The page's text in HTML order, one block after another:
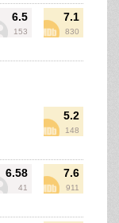
6.5
153
7.1
830
5.2
148
6.58
41
7.6
911